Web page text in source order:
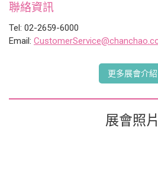
聯絡資訊
Tel: 02-2659-6000
Email:
更多展會介紹
展會照片